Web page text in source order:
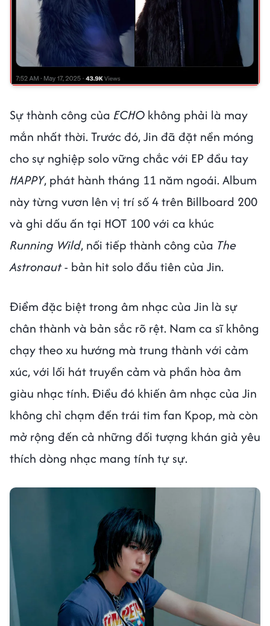
Sự thành công của ECHO không phải là may
mắn nhất thời. Trước đó, Jin đã đặt nền móng
cho sự nghiệp solo vững chắc với EP đầu tay
HAPPY, phát hành tháng 11 năm ngoái. Album
này từng vươn lên vị trí số 4 trên Billboard 200
và ghi dấu ấn tại HOT 100 với ca khúc
Running Wild, nối tiếp thành công của The
Astronaut- bản hit solo đầu tiên của Jin.
Điểm đặc biệt trong âm nhạc của Jin là sự
chân thành và bản sắc rõ rệt. Nam ca sĩ không
chạy theo xu hướng mà trung thành với cảm
xúc, với lối hát truyền cảm và phần hòa âm
giàu nhạc tính. Điều đó khiến âm nhạc của Jin
không chỉ chạm đến trái tim fan Kpop, mà còn
mở rộng đến cả những đối tượng khán giả yêu
thích dòng nhạc mang tính tự sự.